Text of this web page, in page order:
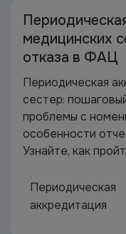
медицинских
отказа в ФАЦ
Периодическая
сестер:
проблемы с
особенности
Узнайте, как
Периодическая
аккредитация